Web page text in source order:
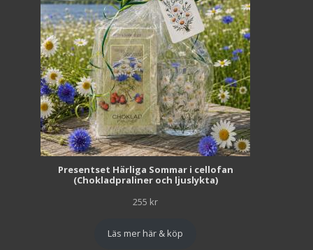
Presentset Härliga Sommar i cellofan
(Chokladpraliner och ljuslykta)
255 kr
Läs mer här & köp